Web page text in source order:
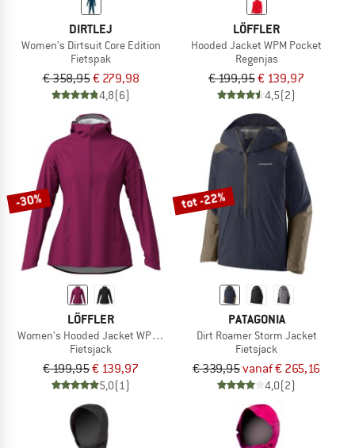
DIRTLEJ
Women's Dirtsuit Core Edition
Fietspak
€ 358,95€ 279,98
4,8(6)
LÖFFLER
Hooded Jacket WPM Pocket
Regenjas
€ 199,95€ 139,97
4,5(2)
-30%
LÖFFLER
Women's Hooded Jacket WPM Pocket
Fietsjack
€ 199,95€ 139,97
5,0(1)
tot -22%
PATAGONIA
Dirt Roamer Storm Jacket
Fietsjack
€ 339,95vanaf € 265,16
4,0(2)